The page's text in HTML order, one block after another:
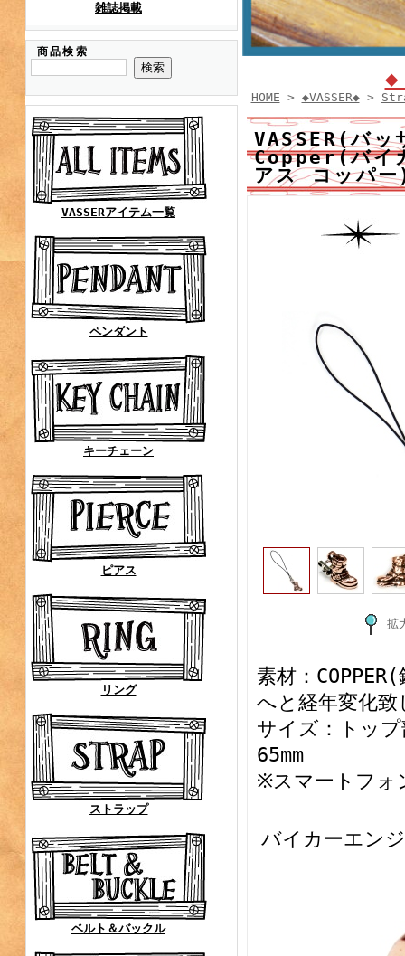
雑誌掲載
商品検索
VASSERアイテム一覧
ペンダント
キーチェーン
ピアス
リング
ストラップ
ベルト＆バックル
◆
HOME > ◆VASSER◆>
VASSER(バ
Copper(バイ
アス コッパ
拡
素材：
へと経年変化致
サイズ：トッ
65mm
※スマートフォ
バイカーエン